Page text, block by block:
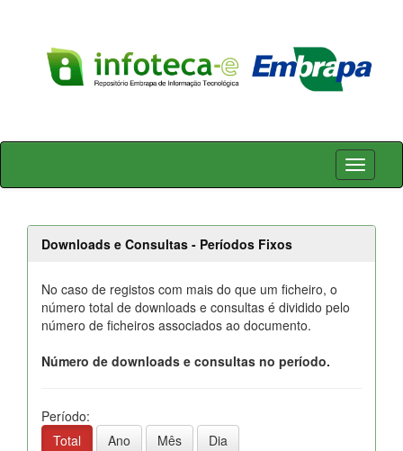
Skip
Downloads e Consultas - Períodos Fixos
No caso de registos com mais do que um ficheiro, o
número total de downloads e consultas é dividido pelo
número de ficheiros associados ao documento.
Número de downloads e consultas no período.
Período:
Total
Ano Mês Dia